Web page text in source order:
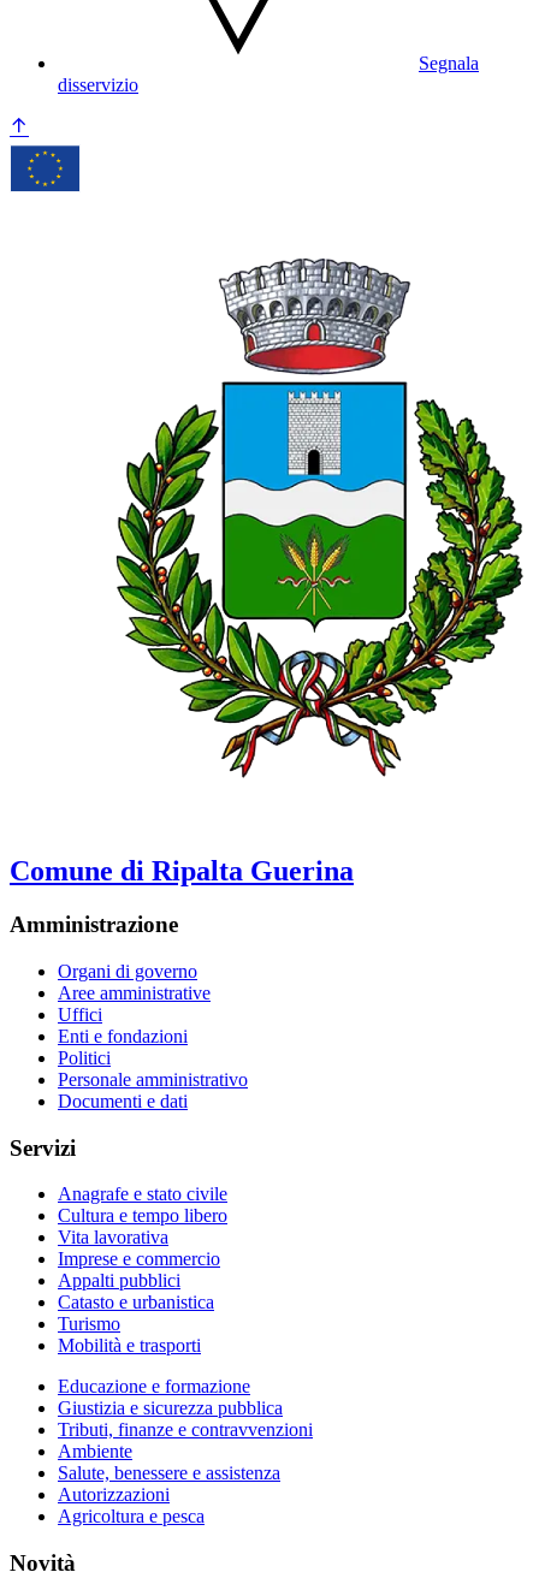
Segnala
disservizio
Comune di Ripalta Guerina
Amministrazione
Organi di governo
Aree amministrative
Uffici
Enti e fondazioni
Politici
Personale amministrativo
Documenti e dati
Servizi
Anagrafe e stato civile
Cultura e tempo libero
Vita lavorativa
Imprese e commercio
Appalti pubblici
Catasto e urbanistica
Turismo
Mobilità e trasporti
Educazione e formazione
Giustizia e sicurezza pubblica
Tributi, finanze e contravvenzioni
Ambiente
Salute, benessere e assistenza
Autorizzazioni
Agricoltura e pesca
Novità